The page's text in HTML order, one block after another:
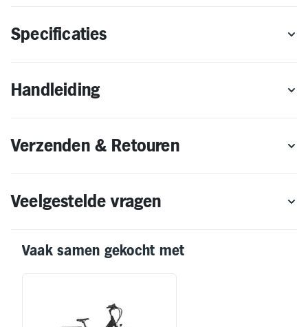
Specificaties
Handleiding
Verzenden & Retouren
Veelgestelde vragen
Vaak samen gekocht met